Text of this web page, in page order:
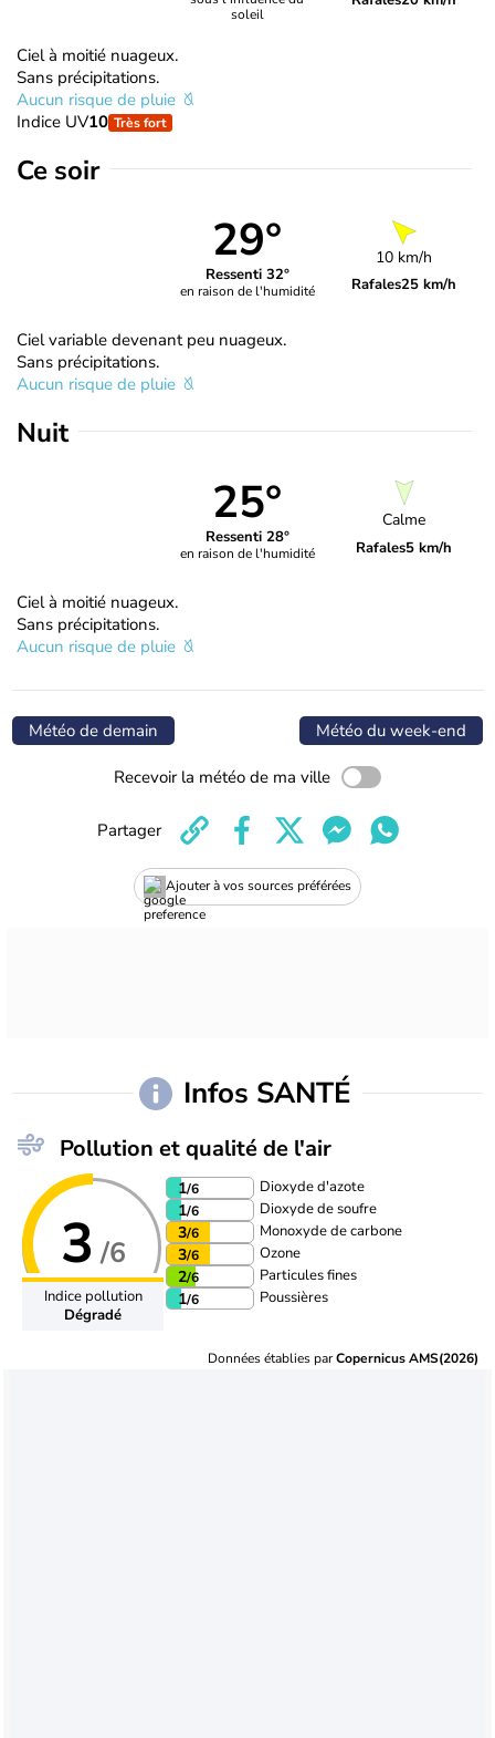
soleil
Ciel à moitié nuageux.
Sans précipitations.
Aucun risque de pluie
Indice UV10 Très fort
Ce soir
29°
Ressenti 32°
en raison de l'humidité
10 km/h
Rafales25 km/h
Ciel variable devenant peu nuageux.
Sans précipitations.
Aucun risque de pluie
Nuit
25°
Ressenti 28°
en raison de l'humidité
Calme
Rafales5 km/h
Ciel à moitié nuageux.
Sans précipitations.
Aucun risque de pluie
Météo de demain Météo du week-end
Recevoir la météo de ma ville
Ajouter à vos sources préférées
Partager
Infos SANTÉ
Pollution et qualité de l'air
3 /6
Indice pollution
Dégradé
1/6 Dioxyde d'azote
1/6 Dioxyde de soufre
3/6 Monoxyde de carbone
3/6 Ozone
2/6 Particules fines
1/6 Poussières
Données établies parCopernicus AMS(2026)